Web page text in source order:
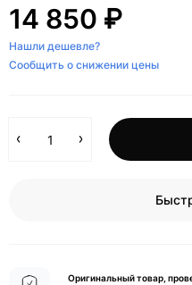
14 850 ₽
Нашли дешевле?
Сообщить о снижении цены
Оригинальный товар,